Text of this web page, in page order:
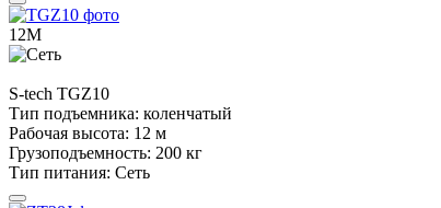
12М
S-tech TGZ10
Тип подъемника: коленчатый
Рабочая высота: 12 м
Грузоподъемность: 200 кг
Тип питания: Сеть